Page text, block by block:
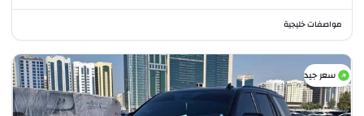
مواصفات خليجية
سعر جيد